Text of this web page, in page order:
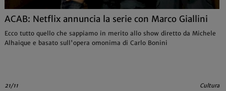
ACAB: Netflix annuncia la serie con Marco Giallini
Ecco tutto quello che sappiamo in merito allo show diretto da Michele
Alhaique e basato sull'opera omonima di Carlo Bonini
21/11 Cultura